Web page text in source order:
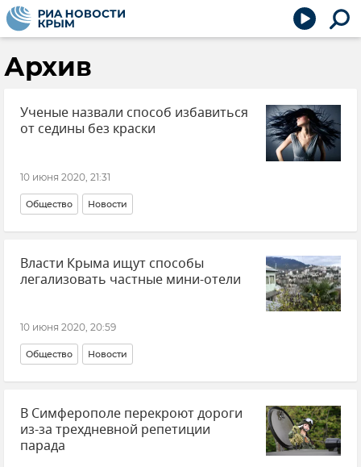
Архив
Ученые назвали способ избавиться
от седины без краски
10 июня 2020, 21:31
Общество Новости
Власти Крыма ищут способы
легализовать частные мини-отели
10 июня 2020, 20:59
Общество Новости
В Симферополе перекроют дороги
из-за трехдневной репетиции
парада